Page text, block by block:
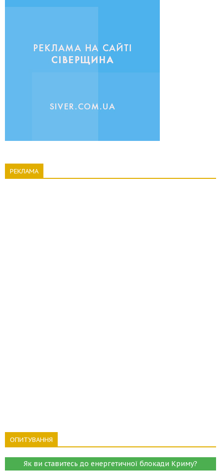
РЕКЛАМА
ОПИТУВАННЯ
Як ви ставитесь до енергетичної блокади Криму?